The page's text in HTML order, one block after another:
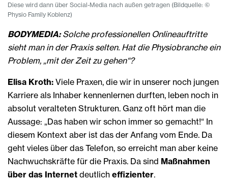
Diese wird dann über Social-Media nach außen getragen (Bildquelle: ©
Physio Family Koblenz)
BODYMEDIA:Solche professionellen Onlineauftritte
sieht man in der Praxis selten. Hat die Physiobranche ein
Problem, „mit der Zeit zu gehen“?
Elisa Kroth: Viele Praxen, die wir in unserer noch jungen
Karriere als Inhaber kennenlernen durften, leben noch in
absolut veralteten Strukturen. Ganz oft hört man die
Aussage: „Das haben wir schon immer so gemacht!“ In
diesem Kontext aber ist das der Anfang vom Ende. Da
geht vieles über das Telefon, so erreicht man aber keine
Nachwuchskräfte für die Praxis. Da sind Maßnahmen
über das Internet deutlich effizienter.